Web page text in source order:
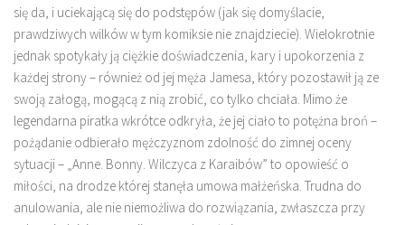
się da, i uciekającą się do podstępów (jak się domyślacie,
prawdziwych wilków w tym komiksie nie znajdziecie). Wielokrotnie
jednak spotykały ją ciężkie doświadczenia, kary i upokorzenia z
każdej strony – również od jej męża Jamesa, który pozostawił ją ze
swoją załogą, mogącą z nią zrobić, co tylko chciała. Mimo że
legendarna piratka wkrótce odkryła, że jej ciało to potężna broń –
pożądanie odbierało mężczyznom zdolność do zimnej oceny
sytuacji – „Anne. Bonny. Wilczyca z Karaibów” to opowieść o
miłości, na drodze której stanęła umowa małżeńska. Trudna do
anulowania, ale nie niemożliwa do rozwiązania, zwłaszcza przy